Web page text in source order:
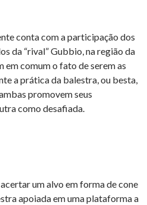
conta com a participação dos
da “rival” Gubbio, na região da
em comum o fato de serem as
a prática da balestra, ou besta,
promovem seus
como desafiada.
um alvo em forma de cone
apoiada em uma plataforma a